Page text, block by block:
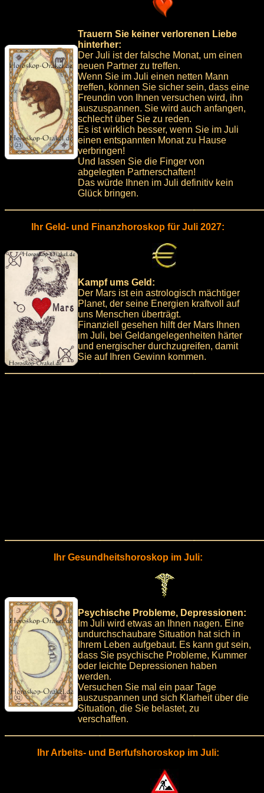
Trauern Sie keiner verlorenen Liebe
hinterher:
Der Juli ist der falsche Monat, um einen
neuen Partner zu treffen.
Wenn Sie im Juli einen netten Mann
treffen, können Sie sicher sein, dass eine
Freundin von Ihnen versuchen wird, ihn
auszuspannen. Sie wird auch anfangen,
schlecht über Sie zu reden.
Es ist wirklich besser, wenn Sie im Juli
einen entspannten Monat zu Hause
verbringen!
Und lassen Sie die Finger von
abgelegten Partnerschaften!
Das würde Ihnen im Juli definitiv kein
Glück bringen.
Ihr Geld- und Finanzhoroskop für Juli 2027:
Kampf ums Geld:
Der Mars ist ein astrologisch mächtiger
Planet, der seine Energien kraftvoll auf
uns Menschen überträgt.
Finanziell gesehen hilft der Mars Ihnen
im Juli, bei Geldangelegenheiten härter
und energischer durchzugreifen, damit
Sie auf Ihren Gewinn kommen.
Ihr Gesundheitshoroskop im Juli:
Psychische Probleme, Depressionen:
Im Juli wird etwas an Ihnen nagen. Eine
undurchschaubare Situation hat sich in
Ihrem Leben aufgebaut. Es kann gut sein,
dass Sie psychische Probleme, Kummer
oder leichte Depressionen haben
werden.
Versuchen Sie mal ein paar Tage
auszuspannen und sich Klarheit über die
Situation, die Sie belastet, zu
verschaffen.
Ihr Arbeits- und Berfufshoroskop im Juli: